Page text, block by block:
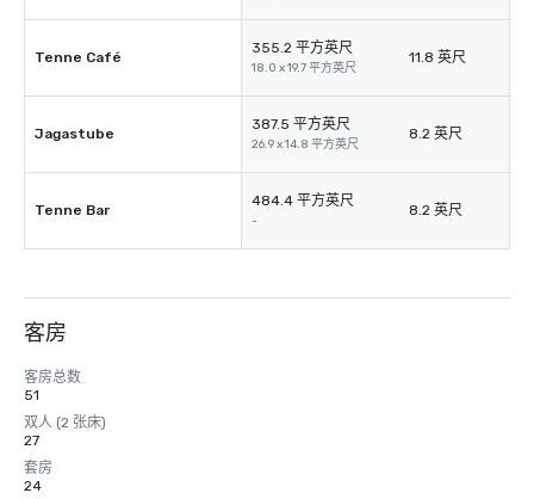
Tenne Café
355.2 平方英尺
18.0 x 19.7 平方英尺
11.8 英尺
Jagastube
387.5 平方英尺
26.9 x 14.8 平方英尺
8.2 英尺
Tenne Bar
484.4 平方英尺
-
8.2 英尺
客房
客房总数
51
双人 (2 张床)
27
套房
24